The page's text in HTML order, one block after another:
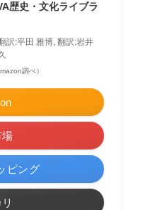
歴史・文化ライブラ
訳:平田 雅博, 翻訳:岩井
調べ）
ピング